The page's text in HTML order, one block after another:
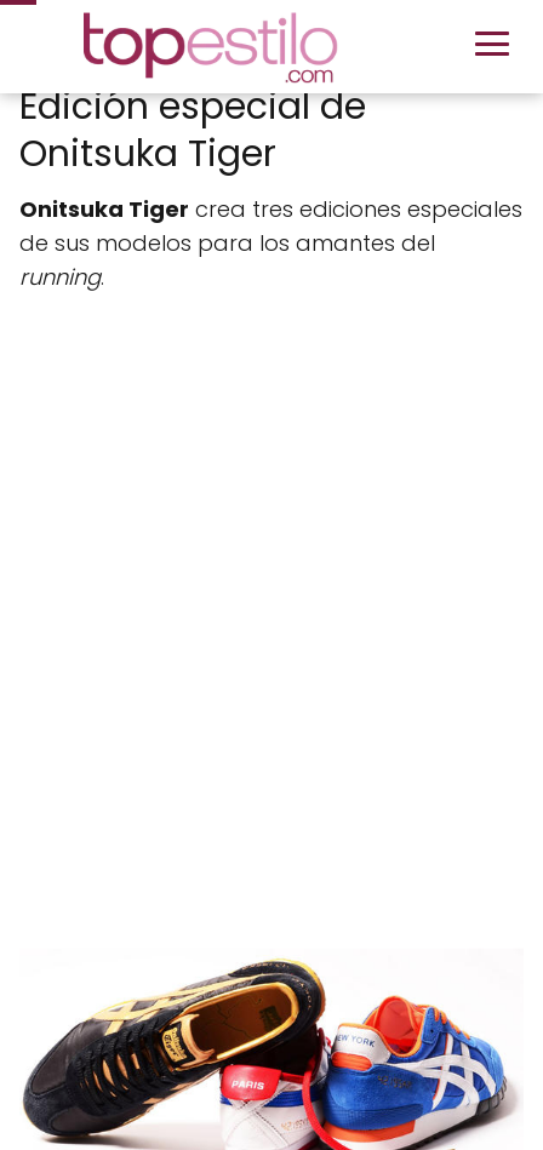
Edición especial de
Onitsuka Tiger
Onitsuka Tiger crea tres ediciones especiales
de sus modelos para los amantes del
running.